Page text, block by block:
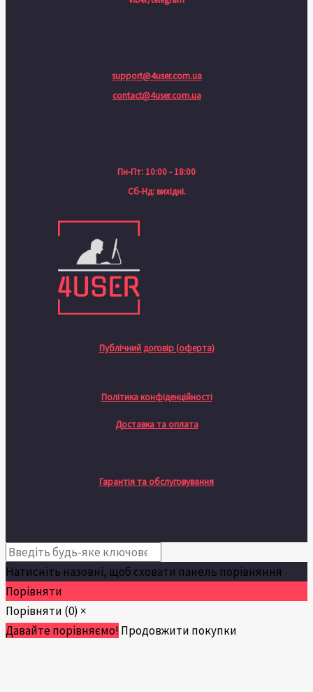
support@4user.com.ua
contact@4user.com.ua
Пн-Пт: 10:00 - 18:00
Сб-Нд: вихідні.
Публічний договір (оферта)
Політика конфіденційності
Доставка та оплата
Гарантія та обслуговування
Натисніть назовні, щоб сховати панель порівняння
Порівняти
Порівняти (0) ×
Давайте порівняємо! Продовжити покупки